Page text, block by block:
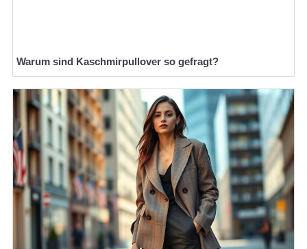
Warum sind Kaschmirpullover so gefragt?